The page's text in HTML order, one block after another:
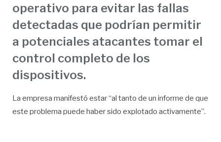
operativo para evitar las fallas
detectadas que podrían permitir
a potenciales atacantes tomar el
control completo de los
dispositivos.
La empresa manifestó estar “al tanto de un informe de que
este problema puede haber sido explotado activamente”.